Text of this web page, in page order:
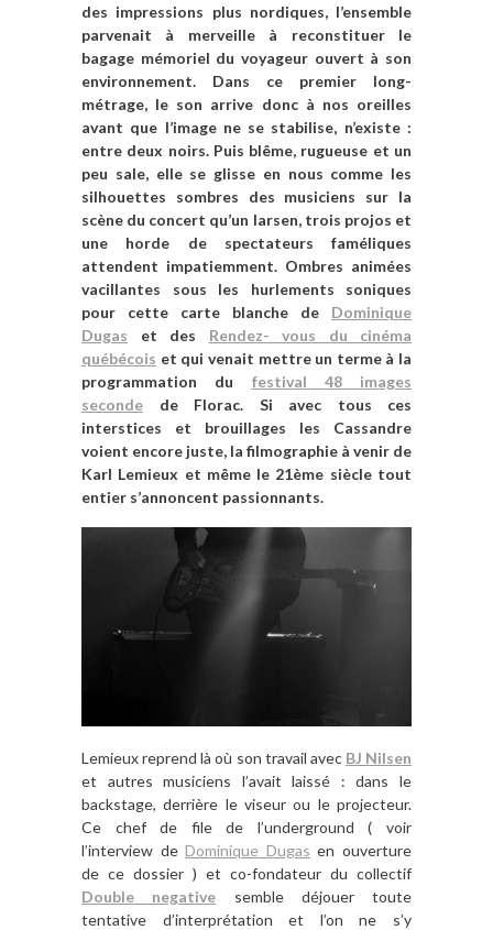
des impressions plus nordiques, l’ensemble
parvenait à merveille à reconstituer le
bagage mémoriel du voyageur ouvert à son
environnement. Dans ce premier long-
métrage, le son arrive donc à nos oreilles
avant que l’image ne se stabilise, n’existe :
entre deux noirs. Puis blême, rugueuse et un
peu sale, elle se glisse en nous comme les
silhouettes sombres des musiciens sur la
scène du concert qu’un larsen, trois projos et
une horde de spectateurs faméliques
attendent impatiemment. Ombres animées
vacillantes sous les hurlements soniques
pour cette carte blanche de Dominique
Dugas et des Rendez- vous du cinéma
québécois et qui venait mettre un terme à la
programmation du festival 48 images
seconde de Florac. Si avec tous ces
interstices et brouillages les Cassandre
voient encore juste, la filmographie à venir de
Karl Lemieux et même le 21ème siècle tout
entier s’annoncent passionnants.
Lemieux reprend là où son travail avec BJ Nilsen
et autres musiciens l’avait laissé : dans le
backstage, derrière le viseur ou le projecteur.
Ce chef de file de l’underground ( voir
l’interview deDominique Dugas en ouverture
de ce dossier ) et co-fondateur du collectif
Double negative semble déjouer toute
tentative d’interprétation et l’on ne s’y